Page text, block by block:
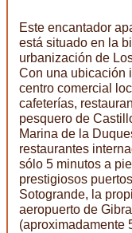
Este encantador
está situado en la
urbanización de
Con una ubicación
centro comercial
cafeterías,
pesquero de
Marina de la
restaurantes
sólo 5 minutos a
prestigiosos
Sotogrande, la
aeropuerto de
(aproximadamente